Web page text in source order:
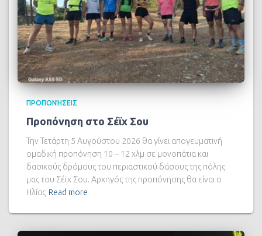
ΠΡΟΠΟΝΉΣΕΙΣ
Προπόνηση στο Σέϊχ Σου
Την Τετάρτη 5 Αυγούστου 2026 θα γίνει απογευματινή
ομαδική προπόνηση 10 – 12 χλμ σε μονοπάτια και
δασικούς δρόμους του περιαστικού δάσους της πόλης
μας του Σέϊχ Σου. Αρχηγός της προπόνησης θα είναι ο
Ηλίας Read more